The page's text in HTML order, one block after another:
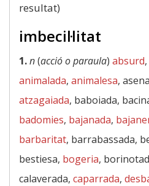
resultat)
imbecil·litat
1.n(acció o paraula) absurd,
animalada, animalesa,
atzagaiada, baboiada,
badomies, bajanada,
barbaritat, barrabassada,
bestiesa, bogeria,
calaverada, caparrada,